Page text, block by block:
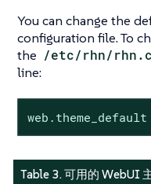
You can change the
configuration file. To
the /etc/rhn/
line:
web.theme_default
Table 3. 可用的 WebUI